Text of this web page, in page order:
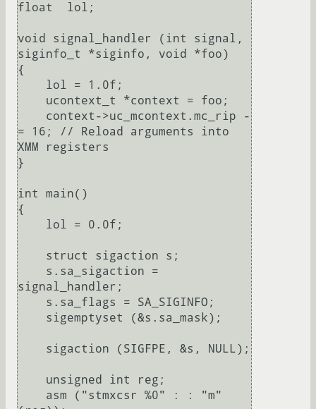
float  lol;
void signal_handler (int signal,
siginfo_t *siginfo, void *foo)
{
= 16; // Reload arguments into
XMM registers
}
int main()
{
signal_handler;